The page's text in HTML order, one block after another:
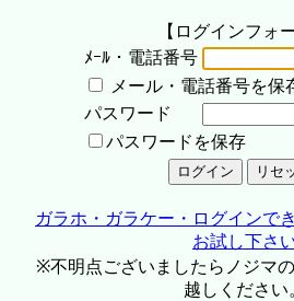
【ログインフォ
ﾒｰﾙ・電話番号
メール・電話番号を保
パスワード
パスワードを保存
ガラホ・ガラケー・ログインで
お試し下さ
※不明点ございましたらノジマ
越しください